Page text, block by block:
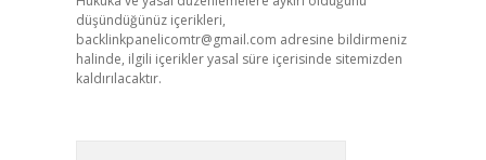
düşündüğünüz içerikleri,
backlinkpanelicomtr@gmail.com adresine bildirmeniz
halinde, ilgili içerikler yasal süre içerisinde sitemizden
kaldırılacaktır.